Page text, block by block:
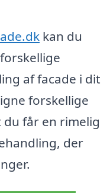
kan du
af facade i dit
forskellige
får en rimelig
der